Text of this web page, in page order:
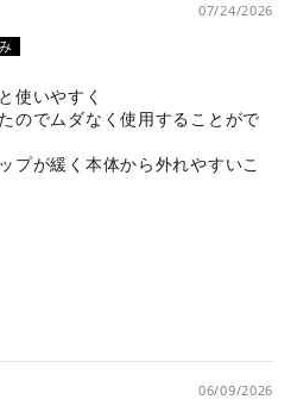
07/24/2026
使いやすく
のでムダなく使用することがで
プが緩く本体から外れやすいこ
06/09/2026